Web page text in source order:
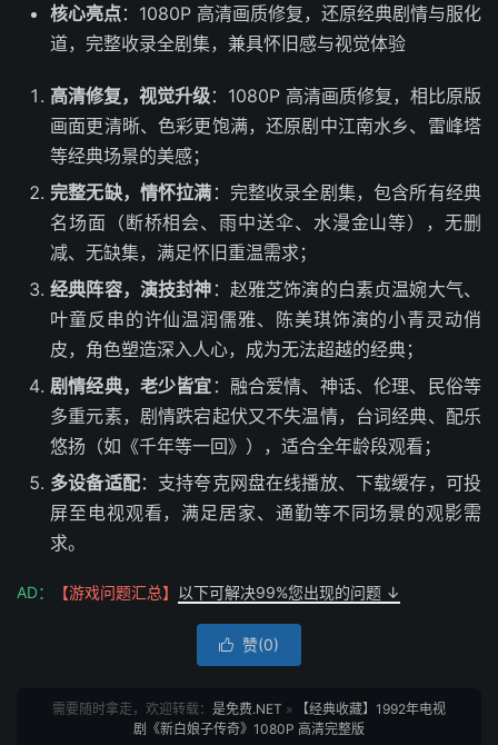
核心亮点：1080P 高清画质修复，还原经典剧情与服化
道，完整收录全剧集，兼具怀旧感与视觉体验
高清修复，视觉升级：1080P 高清画质修复，相比原版
画面更清晰、色彩更饱满，还原剧中江南水乡、雷峰塔
等经典场景的美感；
完整无缺，情怀拉满 ：完整收录全剧集，包含所有经典
名场面（断桥相会、雨中送伞、水漫金山等），无删
减、无缺集，满足怀旧重温需求；
经典阵容，演技封神 ：赵雅芝饰演的白素贞温婉大气、
叶童反串的许仙温润儒雅、陈美琪饰演的小青灵动俏
皮，角色塑造深入人心，成为无法超越的经典；
剧情经典，老少皆宜 ：融合爱情、神话、伦理、民俗等
多重元素，剧情跌宕起伏又不失温情，台词经典、配乐
悠扬（如《千年等一回》），适合全年龄段观看；
多设备适配：支持夸克网盘在线播放、下载缓存，可投
屏至电视观看，满足居家、通勤等不同场景的观影需
求。
AD： 【游戏问题汇总】 以下可解决99%您出现的问题 ↓
 赞(0)
需要随时拿走，欢迎转载： 是免费.NET »
【经典收藏】1992年电视
剧《新白娘子传奇》1080P 高清完整版